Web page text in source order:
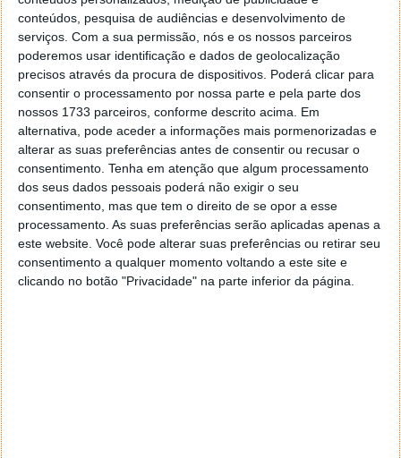
conteúdos, pesquisa de audiências e desenvolvimento de
serviços. Com a sua permissão, nós e os nossos parceiros
poderemos usar identificação e dados de geolocalização
precisos através da procura de dispositivos. Poderá clicar para
consentir o processamento por nossa parte e pela parte dos
nossos 1733 parceiros, conforme descrito acima. Em
alternativa, pode aceder a informações mais pormenorizadas e
alterar as suas preferências antes de consentir ou recusar o
consentimento. Tenha em atenção que algum processamento
dos seus dados pessoais poderá não exigir o seu
consentimento, mas que tem o direito de se opor a esse
processamento. As suas preferências serão aplicadas apenas a
este website. Você pode alterar suas preferências ou retirar seu
consentimento a qualquer momento voltando a este site e
clicando no botão "Privacidade" na parte inferior da página.